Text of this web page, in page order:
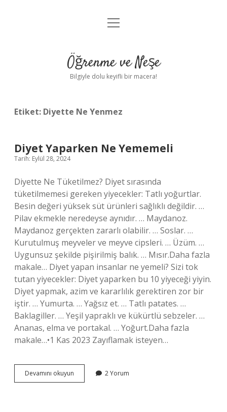
Anasayfa
Yasal Uyarı
menüyü
Öğrenme ve Neşe
Bilgiyle dolu keyifli bir macera!
Etiket: Diyette Ne Yenmez
Diyet Yaparken Ne Yememeli
Tarih: Eylül 28, 2024
Diyette Ne Tüketilmez? Diyet sırasında
tüketilmemesi gereken yiyecekler: Tatlı yoğurtlar.
Besin değeri yüksek süt ürünleri sağlıklı değildir. …
Pilav ekmekle neredeyse aynıdır. … Maydanoz.
Maydanoz gerçekten zararlı olabilir. … Soslar. …
Kurutulmuş meyveler ve meyve cipsleri. … Üzüm. …
Uygunsuz şekilde pişirilmiş balık. … Mısır.Daha fazla
makale… Diyet yapan insanlar ne yemeli? Sizi tok
tutan yiyecekler: Diyet yaparken bu 10 yiyeceği yiyin.
Diyet yapmak, azim ve kararlılık gerektiren zor bir
iştir. … Yumurta. … Yağsız et. … Tatlı patates. …
Baklagiller. … Yeşil yapraklı ve kükürtlü sebzeler. …
Ananas, elma ve portakal. … Yoğurt.Daha fazla
makale…•1 Kas 2023 Zayıflamak isteyen…
Devamını okuyun
Yaparken
2 Yorum